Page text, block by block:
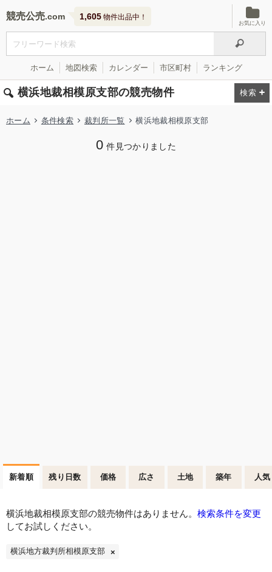
競売公売 1,605 物件出品中！
お気に入り
ホーム 地図検索 カレンダー 市区町村 ランキング
横浜地裁相模原支部の競売物件
ホーム 条件検索 裁判所一覧 横浜地裁相模原支部
0 件見つかりました
新着順 残り日数 価格 広さ 土地 築年 人気
横浜地裁相模原支部の競売物件はありません。 検索条件を変更
してお試しください。
横浜地方裁判所相模原支部